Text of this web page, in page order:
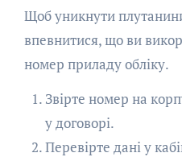
Щоб уникнути
впевнитися, що ви
номер приладу обліку.
Звірте номер на
у договорі.
Перевірте дані у